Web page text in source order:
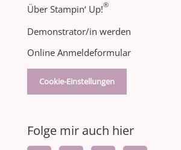
Über Stampin‘ Up!®
Demonstrator/in werden
Online Anmeldeformular
Cookie-Einstellungen
Folge mir auch hier